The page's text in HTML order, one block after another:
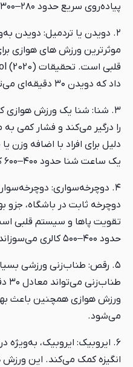
پیاده‌روی سریع حدود ۲۸۰–۳۰۰ کالری می‌سوزاند.
۲. دویدن یا تردمیل: دویدن
موثرترین ورزش های هوازی
داد که دویدن ۳۰ دقیقه‌ای می‌تواند تا ۴۰۰ کالری بسوزاند.
۳. شنا: شنا یک ورزش
را درگیر می‌کند و فشار کمی
دلیل برای افراد با اضافه وزن
یک ساعت شنا حدود ۴۰۰–۶۰۰ کالری مصرف می‌شود.
۴. دوچرخه‌سواری:
دوچرخه ثابت در باشگاه، جزو
حدود ۴۰۰–۵۰۰ کالری می‌سوزاند.
ورزش هوازی همچنین باعث
می‌شود.
۶. ایروبیک: ایروبیک،